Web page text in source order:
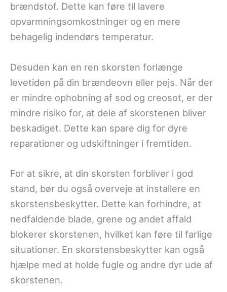
brændstof. Dette kan føre til lavere
opvarmningsomkostninger og en mere
behagelig indendørs temperatur.
Desuden kan en ren skorsten forlænge
levetiden på din brændeovn eller pejs. Når der
er mindre ophobning af sod og creosot, er der
mindre risiko for, at dele af skorstenen bliver
beskadiget. Dette kan spare dig for dyre
reparationer og udskiftninger i fremtiden.
For at sikre, at din skorsten forbliver i god
stand, bør du også overveje at installere en
skorstensbeskytter. Dette kan forhindre, at
nedfaldende blade, grene og andet affald
blokerer skorstenen, hvilket kan føre til farlige
situationer. En skorstensbeskytter kan også
hjælpe med at holde fugle og andre dyr ude af
skorstenen.